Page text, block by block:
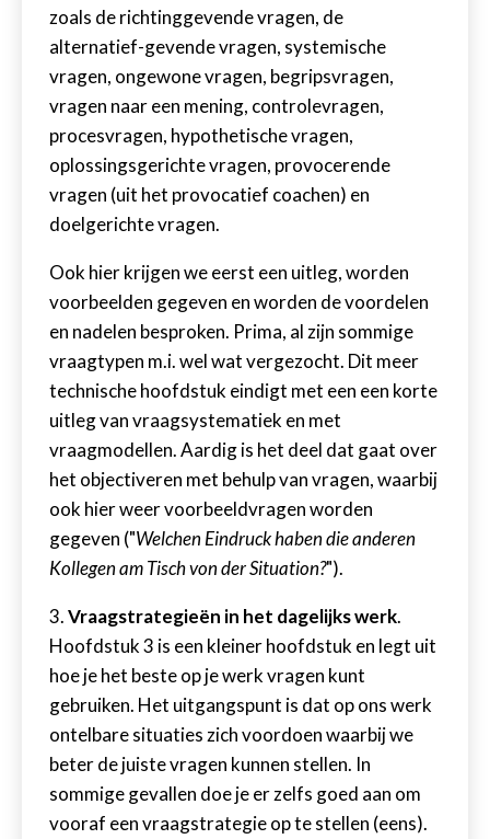
zoals de richtinggevende vragen, de
alternatief-gevende vragen, systemische
vragen, ongewone vragen, begripsvragen,
vragen naar een mening, controlevragen,
procesvragen, hypothetische vragen,
oplossingsgerichte vragen, provocerende
vragen (uit het provocatief coachen) en
doelgerichte vragen.
Ook hier krijgen we eerst een uitleg, worden
voorbeelden gegeven en worden de voordelen
en nadelen besproken. Prima, al zijn sommige
vraagtypen m.i. wel wat vergezocht. Dit meer
technische hoofdstuk eindigt met een een korte
uitleg van vraagsystematiek en met
vraagmodellen. Aardig is het deel dat gaat over
het objectiveren met behulp van vragen, waarbij
ook hier weer voorbeeldvragen worden
gegeven ("Welchen Eindruck haben die anderen
Kollegen am Tisch von der Situation?").
3.Vraagstrategieën in het dagelijks werk.
Hoofdstuk 3 is een kleiner hoofdstuk en legt uit
hoe je het beste op je werk vragen kunt
gebruiken. Het uitgangspunt is dat op ons werk
ontelbare situaties zich voordoen waarbij we
beter de juiste vragen kunnen stellen. In
sommige gevallen doe je er zelfs goed aan om
vooraf een vraagstrategie op te stellen (eens).